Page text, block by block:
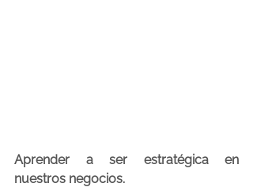
Aprender a ser estratégica en
nuestros negocios.